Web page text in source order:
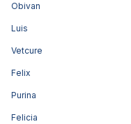
Obivan
Luis
Vetcure
Felix
Purina
Felicia